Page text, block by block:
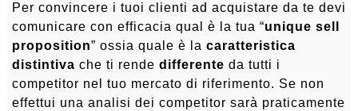
Per convincere i tuoi clienti ad acquistare da te devi
comunicare con efficacia qual è la tua “unique sell
proposition” ossia quale è la caratteristica
distintiva che ti rende differente da tutti i
competitor nel tuo mercato di riferimento. Se non
effettui una analisi dei competitor sarà praticamente